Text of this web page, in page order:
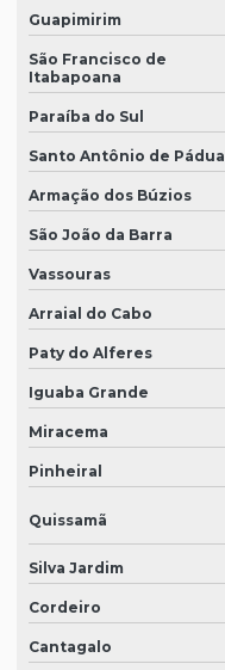
Guapimirim
São Francisco de
Itabapoana
Paraíba do Sul
Santo Antônio de Pádua
Armação dos Búzios
São João da Barra
Vassouras
Arraial do Cabo
Paty do Alferes
Iguaba Grande
Miracema
Pinheiral
Quissamã
Silva Jardim
Cordeiro
Cantagalo